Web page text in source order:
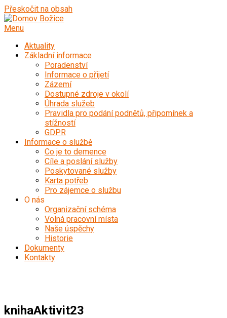
Přeskočit na obsah
Menu
Aktuality
Základní informace
Poradenství
Informace o přijetí
Zázemí
Dostupné zdroje v okolí
Úhrada služeb
Pravidla pro podání podnětů, připomínek a
stížností
GDPR
Informace o službě
Co je to demence
Cíle a poslání služby
Poskytované služby
Karta potřeb
Pro zájemce o službu
O nás
Organizační schéma
Volná pracovní místa
Naše úspěchy
Historie
Dokumenty
Kontakty
knihaAktivit23